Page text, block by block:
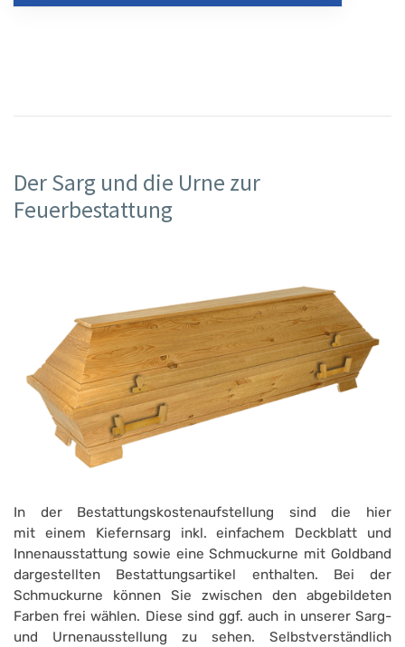
Der Sarg und die Urne zur
Feuerbestattung
In der Bestattungskostenaufstellung sind die hier
mit einem Kiefernsarg inkl. einfachem Deckblatt und
Innenausstattung sowie eine Schmuckurne mit Goldband
dargestellten Bestattungsartikel enthalten. Bei der
Schmuckurne können Sie zwischen den abgebildeten
Farben frei wählen. Diese sind ggf. auch in unserer Sarg-
und Urnenausstellung zu sehen. Selbstverständlich